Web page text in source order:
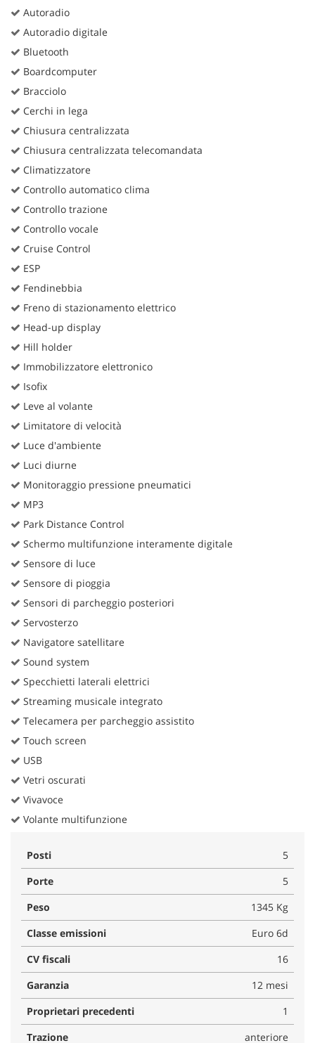
Autoradio
Autoradio digitale
Bluetooth
Boardcomputer
Bracciolo
Cerchi in lega
Chiusura centralizzata
Chiusura centralizzata telecomandata
Climatizzatore
Controllo automatico clima
Controllo trazione
Controllo vocale
Cruise Control
ESP
Fendinebbia
Freno di stazionamento elettrico
Head-up display
Hill holder
Immobilizzatore elettronico
Isofix
Leve al volante
Limitatore di velocità
Luce d'ambiente
Luci diurne
Monitoraggio pressione pneumatici
MP3
Park Distance Control
Schermo multifunzione interamente digitale
Sensore di luce
Sensore di pioggia
Sensori di parcheggio posteriori
Servosterzo
Navigatore satellitare
Sound system
Specchietti laterali elettrici
Streaming musicale integrato
Telecamera per parcheggio assistito
Touch screen
USB
Vetri oscurati
Vivavoce
Volante multifunzione
Posti
5
Porte
5
Peso
1345 Kg
Classe emissioni
Euro 6d
CV fiscali
16
Garanzia
12 mesi
Proprietari precedenti
1
Trazione
anteriore